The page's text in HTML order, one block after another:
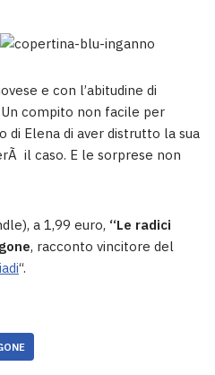
e con l’abitudine di
compito non facile per
di Elena di aver distrutto la sua
il caso. E le sorprese non
a 1,99 euro, “Le radici
, racconto vincitore del
“.